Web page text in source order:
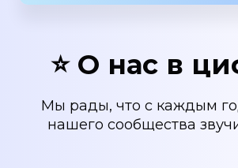
⭐ О нас в
Мы рады, что с каждым
нашего сообщества